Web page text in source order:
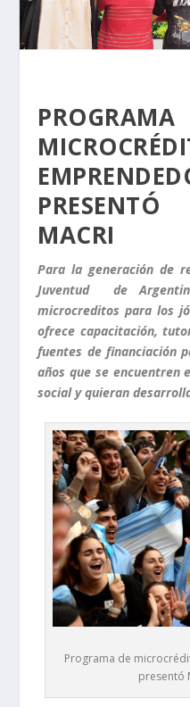
MACRI
Para la generación de
Juventud de
microcreditos para los
ofrece capacitación,
fuentes de financiación
años que se encuentren
social y quieran
Programa de
presentó